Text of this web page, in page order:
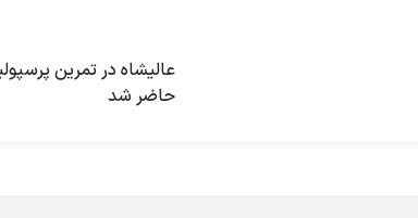
عالیشاه در تمرین
حاضر شد